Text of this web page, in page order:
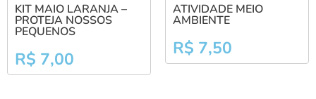
KIT MAIO LARANJA –
PROTEJA NOSSOS
PEQUENOS
R$ 7,00
ATIVIDADE MEIO
AMBIENTE
R$ 7,50